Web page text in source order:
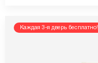
Каждая 3-я дверь бесплатно!